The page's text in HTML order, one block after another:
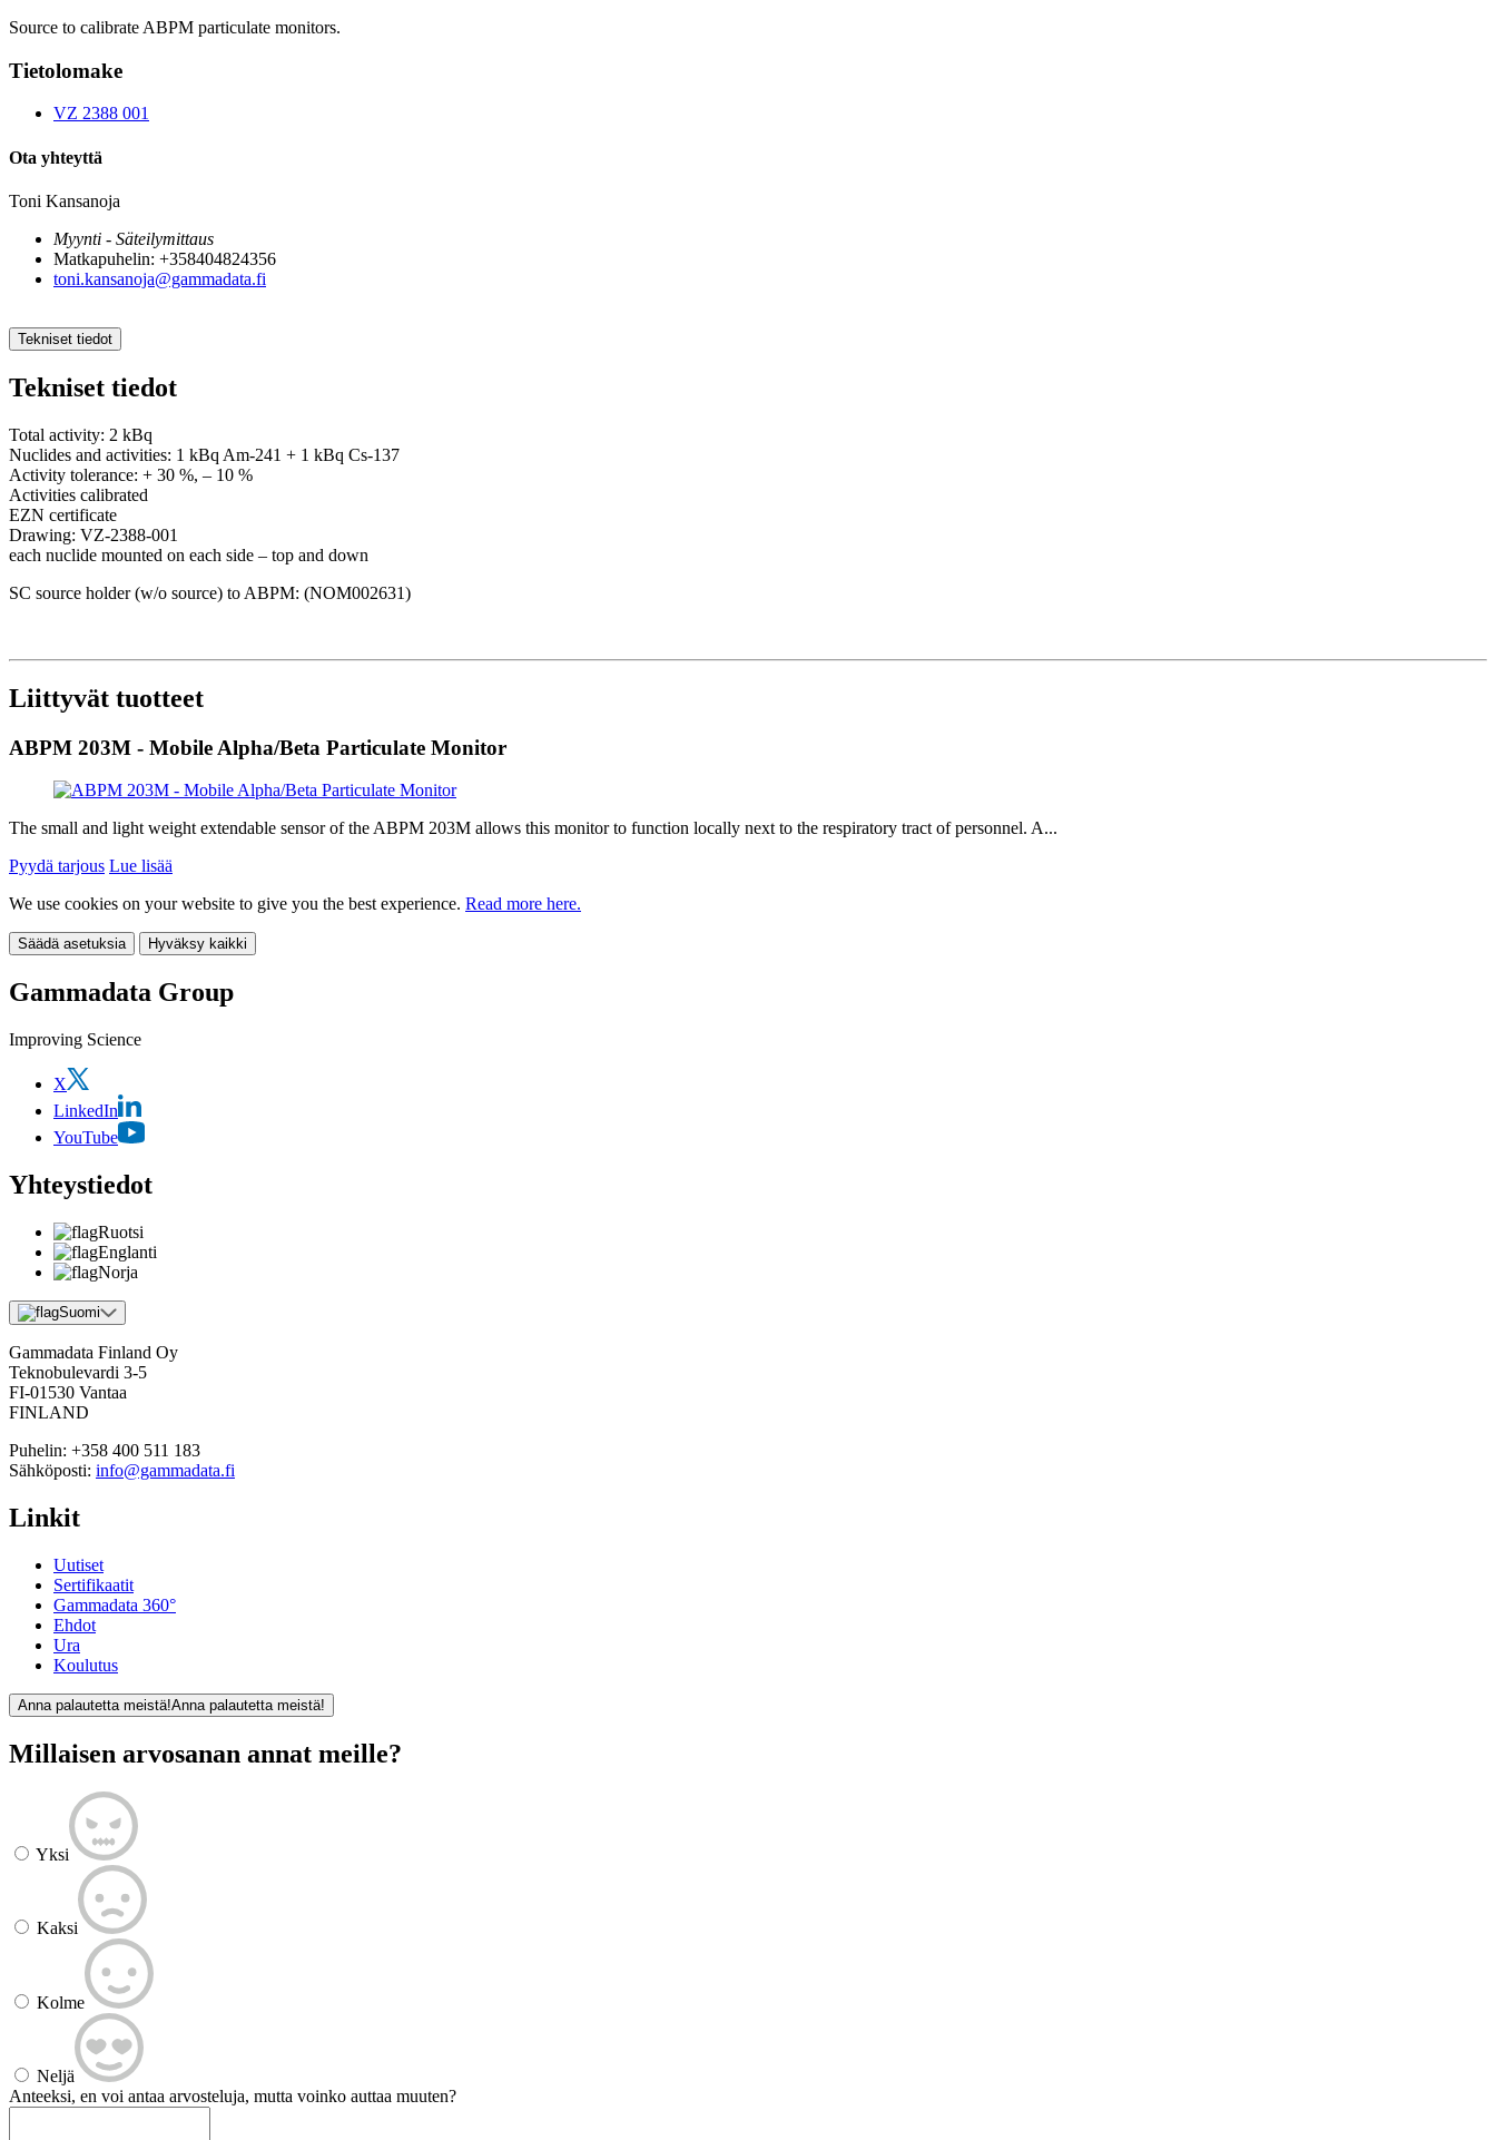
Source to calibrate ABPM particulate monitors.
Tietolomake
VZ 2388 001
Ota yhteyttä
Toni Kansanoja
Myynti - Säteilymittaus
Matkapuhelin: +358404824356
toni.kansanoja@gammadata.fi
Tekniset tiedot
Tekniset tiedot
Total activity: 2 kBq
Nuclides and activities: 1 kBq Am-241 + 1 kBq Cs-137
Activity tolerance: + 30 %, – 10 %
Activities calibrated
EZN certificate
Drawing: VZ-2388-001
each nuclide mounted on each side – top and down
SC source holder (w/o source) to ABPM: (NOM002631)
Liittyvät tuotteet
ABPM 203M - Mobile Alpha/Beta Particulate Monitor
The small and light weight extendable sensor of the ABPM 203M allows this monitor to function locally next to the respiratory tract of personnel. A...
Pyydä tarjous Lue lisää
We use cookies on your website to give you the best experience. Read more here.
Säädä asetuksia Hyväksy kaikki
Gammadata Group
Improving Science
X
LinkedIn
YouTube
Yhteystiedot
Ruotsi
Englanti
Norja
Suomi
Gammadata Finland Oy
Teknobulevardi 3-5
FI-01530 Vantaa
FINLAND
Puhelin: +358 400 511 183
Sähköposti: info@gammadata.fi
Linkit
Uutiset
Sertifikaatit
Gammadata 360°
Ehdot
Ura
Koulutus
Anna palautetta meistä!Anna palautetta meistä!
Millaisen arvosanan annat meille?
Yksi
Kaksi
Kolme
Neljä
Anteeksi, en voi antaa arvosteluja, mutta voinko auttaa muuten?